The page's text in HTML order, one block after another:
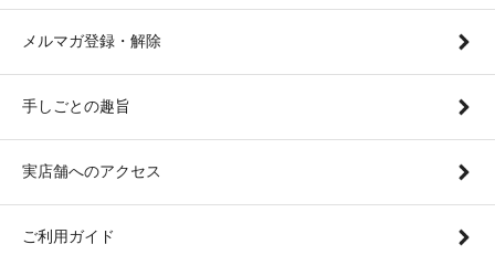
メルマガ登録・解除
手しごとの趣旨
実店舗へのアクセス
ご利用ガイド